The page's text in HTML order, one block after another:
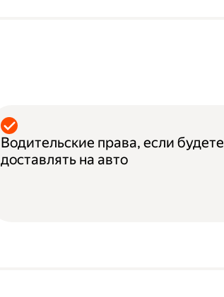
Водительские права, если будете
доставлять на авто